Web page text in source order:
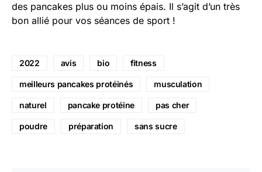
des pancakes plus ou moins épais. Il s’agit d’un très
bon allié pour vos séances de sport !
2022 avis bio fitness
meilleurs pancakes protéinés musculation
naturel pancake protéine pas cher
poudre préparation sans sucre